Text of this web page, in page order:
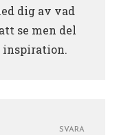
dig av vad
se men del
SVARA